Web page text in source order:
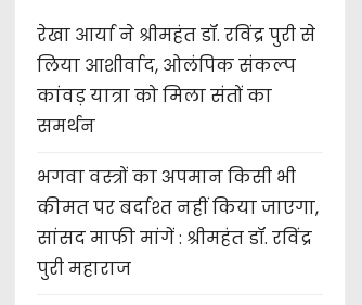
रेखा आर्या ने श्रीमहंत डॉ. रविंद्र पुरी से
लिया आशीर्वाद, ओलंपिक संकल्प
कांवड़ यात्रा को मिला संतों का
समर्थन
भगवा वस्त्रों का अपमान किसी भी
कीमत पर बर्दाश्त नहीं किया जाएगा,
सांसद माफी मांगें : श्रीमहंत डॉ. रविंद्र
पुरी महाराज